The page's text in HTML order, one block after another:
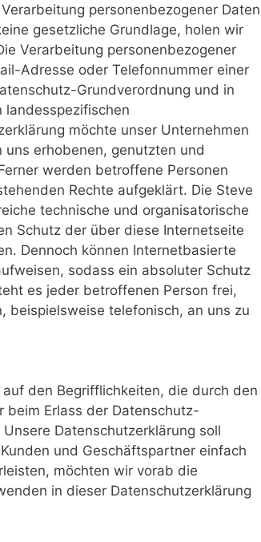
personenbezogener Daten
gesetzliche Grundlage, holen wir
Verarbeitung personenbezogener
Adresse oder Telefonnummer einer
Grundverordnung und in
möchte unser Unternehmen
erhobenen, genutzten und
werden betroffene Personen
Rechte aufgeklärt. Die Steve
technische und organisatorische
Schutz der über diese Internetseite
Dennoch können Internetbasierte
sodass ein absoluter Schutz
es jeder betroffenen Person frei,
beispielsweise telefonisch, an uns zu
den Begrifflichkeiten, die durch den
beim Erlass der Datenschutz-
Datenschutzerklärung soll
und Geschäftspartner einfach
möchten wir vorab die
in dieser Datenschutzerklärung